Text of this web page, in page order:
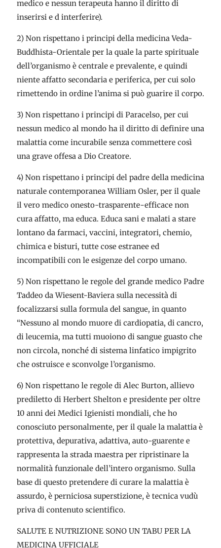
medico e nessun terapeuta hanno il diritto di
inserirsi e d interferire).
2) Non rispettano i principi della medicina Veda-
Buddhista-Orientale per la quale la parte spirituale
dell’organismo è centrale e prevalente, e quindi
niente affatto secondaria e periferica, per cui solo
rimettendo in ordine l’anima si può guarire il corpo.
3) Non rispettano i principi di Paracelso, per cui
nessun medico al mondo ha il diritto di definire una
malattia come incurabile senza commettere così
una grave offesa a Dio Creatore.
4) Non rispettano i principi del padre della medicina
naturale contemporanea William Osler, per il quale
il vero medico onesto-trasparente-efficace non
cura affatto, ma educa. Educa sani e malati a stare
lontano da farmaci, vaccini, integratori, chemio,
chimica e bisturi, tutte cose estranee ed
incompatibili con le esigenze del corpo umano.
5) Non rispettano le regole del grande medico Padre
Taddeo da Wiesent-Baviera sulla necessità di
focalizzarsi sulla formula del sangue, in quanto
“Nessuno al mondo muore di cardiopatia, di cancro,
di leucemia, ma tutti muoiono di sangue guasto che
non circola, nonché di sistema linfatico impigrito
che ostruisce e sconvolge l’organismo.
6) Non rispettano le regole di Alec Burton, allievo
prediletto di Herbert Shelton e presidente per oltre
10 anni dei Medici Igienisti mondiali, che ho
conosciuto personalmente, per il quale la malattia è
protettiva, depurativa, adattiva, auto-guarente e
rappresenta la strada maestra per ripristinare la
normalità funzionale dell’intero organismo. Sulla
base di questo pretendere di curare la malattia è
assurdo, è perniciosa superstizione, è tecnica vudù
priva di contenuto scientifico.
SALUTE E NUTRIZIONE SONO UN TABU PER LA
MEDICINA UFFICIALE